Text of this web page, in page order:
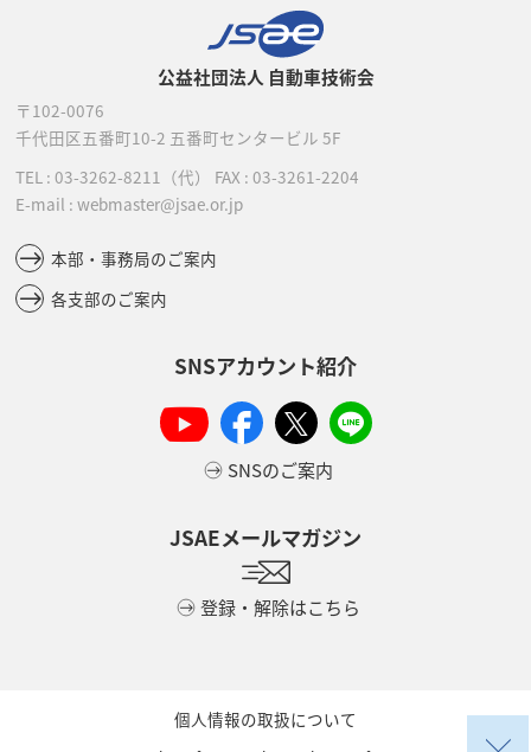
公益社団法人 自動車技術会
〒102-0076
千代田区五番町10-2 五番町センタービル 5F
TEL : 03-3262-8211 （代） FAX : 03-3261-2204
E-mail : webmaster@jsae.or.jp
本部・事務局のご案内
各支部のご案内
SNSアカウント紹介
SNSのご案内
JSAEメールマガジン
登録・解除はこちら
個人情報の取扱について